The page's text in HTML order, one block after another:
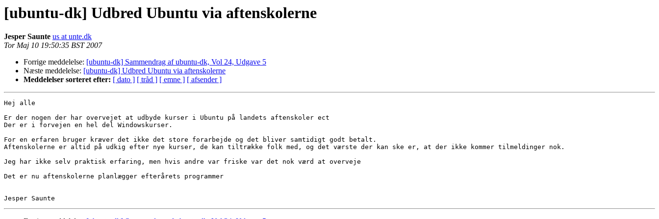
[ubuntu-dk] Udbred Ubuntu via aftenskolerne
Jesper Saunte us at unte.dk
Tor Maj 10 19:50:35 BST 2007
Forrige meddelelse: [ubuntu-dk] Sammendrag af ubuntu-dk, Vol 24, Udgave 5
Næste meddelelse: [ubuntu-dk] Udbred Ubuntu via aftenskolerne
Meddelelser sorteret efter: [ dato ] [ tråd ] [ emne ] [ afsender ]
Hej alle
Er der nogen der har overvejet at udbyde kurser i Ubuntu på landets aftenskoler ect
Der er i forvejen en hel del Windowskurser.
For en erfaren bruger kræver det ikke det store forarbejde og det bliver samtidigt godt betalt.
Aftenskolerne er altid på udkig efter nye kurser, de kan tiltrække folk med, og det værste der kan ske er, at der ikke kommer tilmeldinger nok.
Jeg har ikke selv praktisk erfaring, men hvis andre var friske var det nok værd at overveje
Det er nu aftenskolerne planlægger efterårets programmer